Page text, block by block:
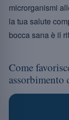
microrganismi
la tua salute
bocca sana è il
Come